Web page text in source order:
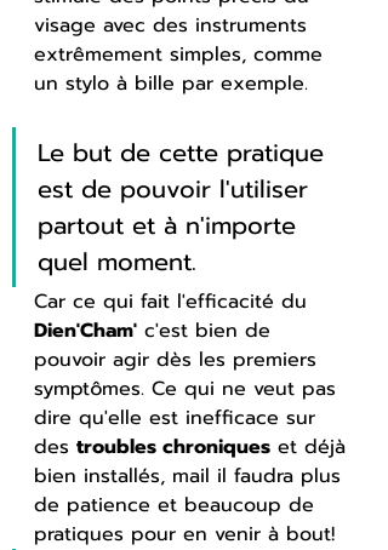
visage avec des instruments
extrêmement simples, comme
un stylo à bille par exemple.
Le but de cette pratique
est de pouvoir l'utiliser
partout et à n'importe
quel moment.
Car ce qui fait l'efficacité du
Dien'Cham' c'est bien de
pouvoir agir dès les premiers
symptômes. Ce qui ne veut pas
dire qu'elle est inefficace sur
des troubles chroniques et déjà
bien installés, mail il faudra plus
de patience et beaucoup de
pratiques pour en venir à bout!